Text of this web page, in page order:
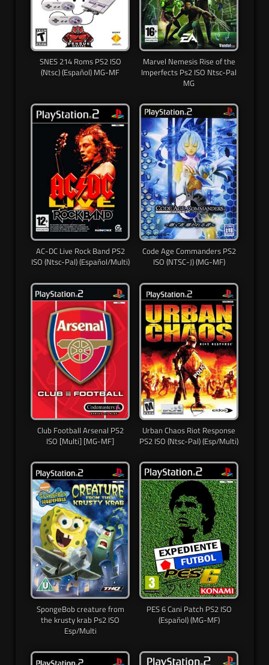
SNES 214 Roms PS2 ISO
(Ntsc) (Español) MG-MF
Marvel Nemesis Rise of the
Imperfects Ps2 ISO Ntsc-Pal
MG
AC-DC Live Rock Band PS2
ISO (Ntsc-Pal) (Español/Multi)
Code Age Commanders PS2
ISO (NTSC-J) (MG-MF)
Club Football Arsenal PS2
ISO [Multi] [MG-MF]
Urban Chaos Riot Response
PS2 ISO (Ntsc-Pal) (Esp/Multi)
SpongeBob creature from
the krusty krab Ps2 ISO
Esp/Multi
PES 6 Cani Patch PS2 ISO
(Español) (MG-MF)